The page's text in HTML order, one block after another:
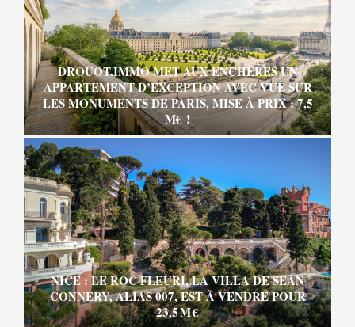
DROUOT.IMMO MET AUX ENCHÈRES UN
APPARTEMENT D’EXCEPTION AVEC VUE SUR
LES MONUMENTS DE PARIS, MISE À PRIX : 7,5
M€ !
NICE : LE ROC FLEURI, LA VILLA DE SEAN
CONNERY, ALIAS 007, EST À VENDRE POUR
23,5 M €